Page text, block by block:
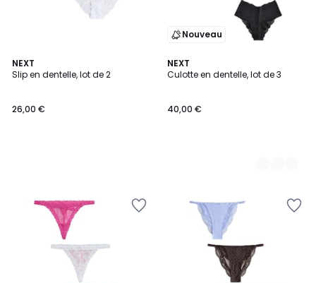
NEXT
Slip en dentelle, lot de 2
26,00 €
Nouveau
NEXT
Culotte en dentelle, lot de 3
40,00 €
2
Couleurs